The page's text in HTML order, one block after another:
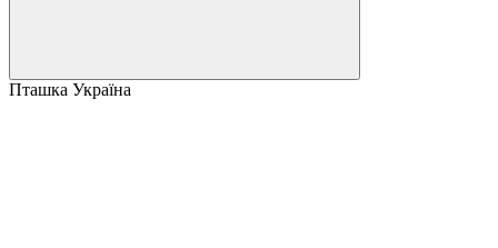
Пташка Україна